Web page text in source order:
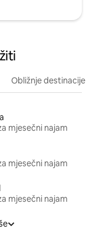
Obližnje destinacije
mjesečni najam
mjesečni najam
mjesečni najam